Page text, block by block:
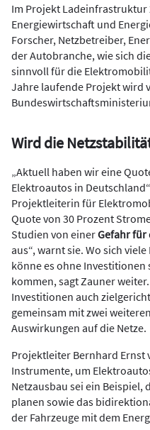
Im Projekt
Energiewirtschaft und
Forscher, Netzbetreiber,
der Autobranche, wie sich
sinnvoll für die
Jahre laufende Projekt wird
Wird die
„Aktuell haben wir eine
Elektroautos in
Projektleiterin für
Quote von 30 Prozent
Studien von einerGefahr für
aus“, warnt sie. Wo sich
könne es ohne Investitionen
kommen, sagt Zauner
Investitionen auch
gemeinsam mit zwei
Auswirkungen auf die Netze.
Projektleiter Bernhard Ernst
Instrumente, um
Netzausbau sei ein Beispiel,
planen sowie das
der Fahrzeuge mit dem